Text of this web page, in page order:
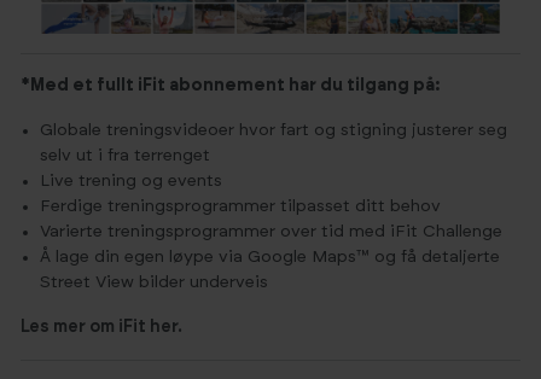
*Med et fullt iFit abonnement har du tilgang på:
Globale treningsvideoer hvor fart og stigning justerer seg
selv ut i fra terrenget
Live trening og events
Ferdige treningsprogrammer tilpasset ditt behov
Varierte treningsprogrammer over tid med iFit Challenge
Å lage din egen løype via Google Maps™ og få detaljerte
Street View bilder underveis
Les mer om iFit her.